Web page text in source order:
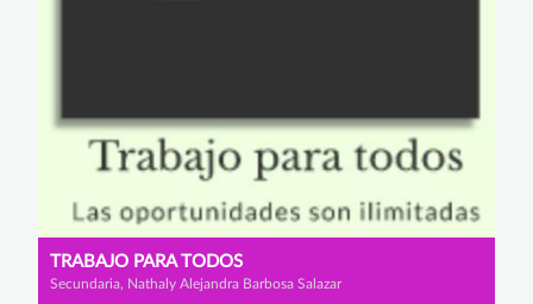
TRABAJO PARA TODOS
Secundaria, Nathaly Alejandra Barbosa Salazar